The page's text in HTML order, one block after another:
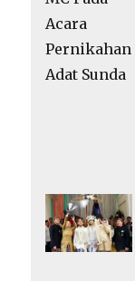
Acara
Pernikahan
Adat Sunda